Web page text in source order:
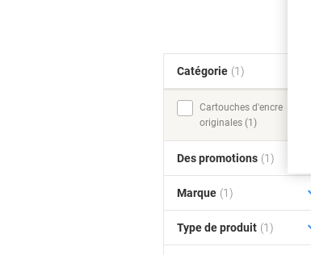
Catégorie (1)
Cartouches d'encre
originales (1)
Des promotions (1)
Marque (1)
Type de produit (1)